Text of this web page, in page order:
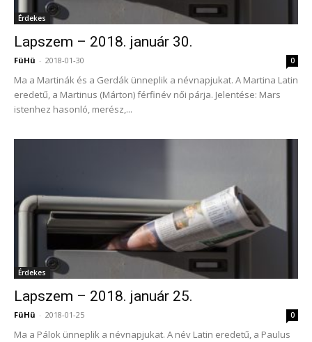
Érdekes
Lapszem – 2018. január 30.
FüHü - 2018-01-30 0
Ma a Martinák és a Gerdák ünneplik a névnapjukat. A Martina Latin
eredetű, a Martinus (Márton) férfinév női párja. Jelentése: Mars
istenhez hasonló, merész,...
Érdekes
Lapszem – 2018. január 25.
FüHü - 2018-01-25 0
Ma a Pálok ünneplik a névnapjukat. A név Latin eredetű, a Paulus